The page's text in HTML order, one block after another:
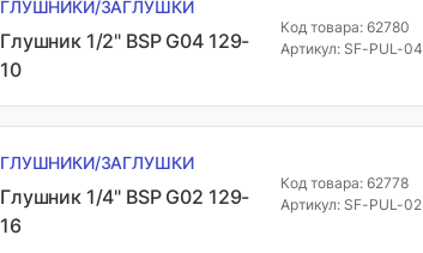
ГЛУШНИКИ/ЗАГЛУШКИ
Глушник 1/2" BSP G04 129-
10
Код товара: 62780
Артикул: SF-PUL-04
ГЛУШНИКИ/ЗАГЛУШКИ
Глушник 1/4" BSP G02 129-
16
Код товара: 62778
Артикул: SF-PUL-02